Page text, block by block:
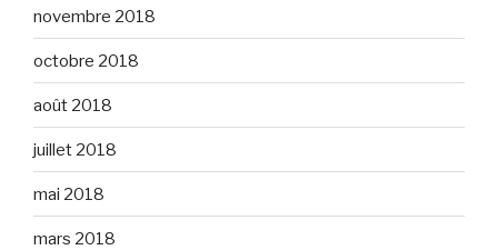
novembre 2018
octobre 2018
août 2018
juillet 2018
mai 2018
mars 2018